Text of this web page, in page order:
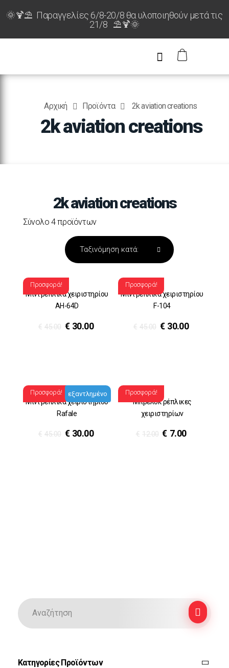
🌞🍹⛱️ Παραγγελίες 6/8-20/8 θα υλοποιηθούν μετά τις
21/8 ⛱️🍹🌞
Αρχική Προϊόντα 2k aviation creations
2k aviation creations
2k aviation creations
Σύνολο 4 προϊόντων
Προσφορά!
Μίνι ρέπλικα χειριστηρίου
AH-64D
€ 45.00 € 30.00
Προσφορά!
Μίνι ρέπλικα χειριστηρίου
F-104
€ 45.00 € 30.00
Προσφορά! εξαντλημένο
Μίνι ρέπλικα χειριστηρίου
Rafale
€ 45.00 € 30.00
Προσφορά!
Μπρελόκ ρέπλικες
χειριστηρίων
€ 12.00 € 7.00
Κατηγορίες Προϊόντων